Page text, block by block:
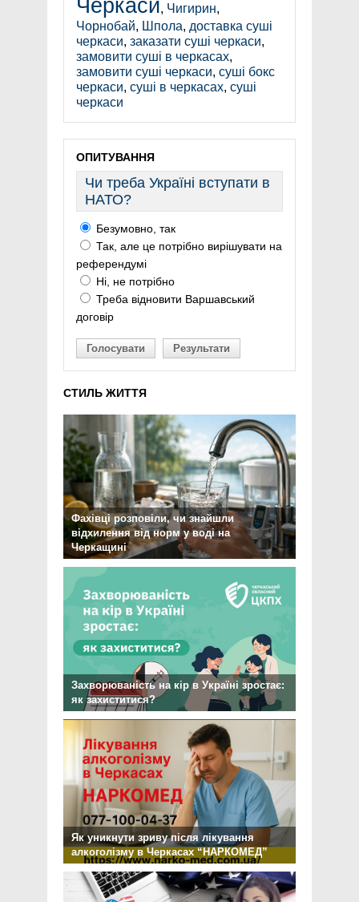
Черкаси, Чигирин,
Чорнобай, Шпола, доставка суші
черкаси, заказати суші черкаси,
замовити суші в черкасах,
замовити суші черкаси, суші бокс
черкаси, суші в черкасах, суші
черкаси
ОПИТУВАННЯ
Чи треба Україні вступати в
НАТО?
Безумовно, так
Так, але це потрібно вирішувати на
референдумі
Ні, не потрібно
Треба відновити Варшавський
договір
Голосувати Результати
СТИЛЬ ЖИТТЯ
Фахівці розповіли, чи знайшли
відхилення від норм у воді на
Черкащині
Захворюваність на кір в Україні зростає:
як захиститися?
Як уникнути зриву після лікування
алкоголізму в Черкасах “НАРКОМЕД”